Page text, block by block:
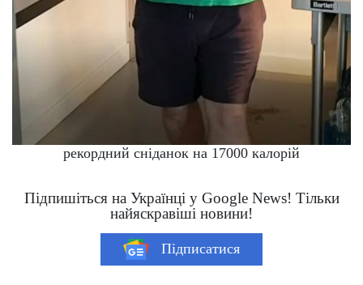
рекордний сніданок на 17000 калорій
Підпишіться на Українці у Google News! Тільки
найяскравіші новини!
Підписатися